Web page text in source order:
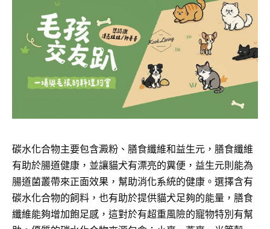
碳水化合物主要包含澱粉、膳食纖維和益生元，膳食纖維
有助於腸道健康，並讓貓犬有漂亮的糞便，益生元則能為
腸道菌叢帶來正面效果，幫助消化系統的健康。選擇含有
碳水化合物的飼料，也有助於提供貓犬足夠的能量，膳食
纖維能夠增加飽足感，這對於有超重風險的寵物特別有幫